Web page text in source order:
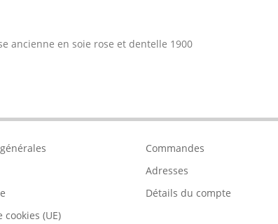
ancienne en soie rose et dentelle 1900
(UE)
Commandes
Adresses
Détails du compte